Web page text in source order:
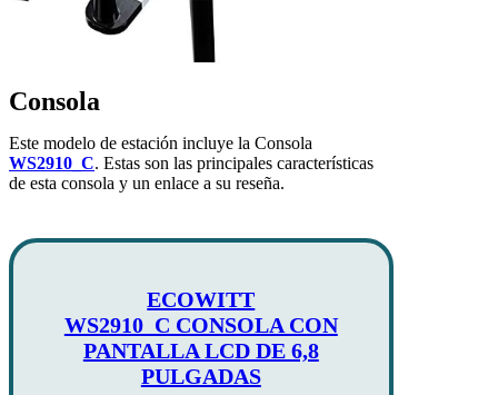
Consola
Este modelo de estación incluye la Consola
WS2910 _C. Estas son las principales características
de esta consola y un enlace a su reseña.
ECOWITT
WS2910_C CONSOLA CON
PANTALLA LCD DE 6,8
PULGADAS